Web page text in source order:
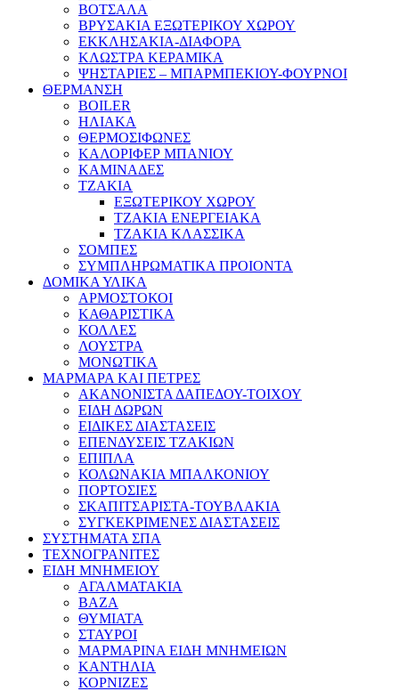
ΒΟΤΣΑΛΑ
ΒΡΥΣΑΚΙΑ ΕΞΩΤΕΡΙΚΟΥ ΧΩΡΟΥ
ΕΚΚΛΗΣΑΚΙΑ-ΔΙΑΦΟΡΑ
ΚΛΩΣΤΡΑ ΚΕΡΑΜΙΚΑ
ΨΗΣΤΑΡΙΕΣ – ΜΠΑΡΜΠΕΚΙΟΥ-ΦΟΥΡΝΟΙ
ΘΕΡΜΑΝΣΗ
BOILER
ΗΛΙΑΚΑ
ΘΕΡΜΟΣΙΦΩΝΕΣ
ΚΑΛΟΡΙΦΕΡ ΜΠΑΝΙΟΥ
ΚΑΜΙΝΑΔΕΣ
ΤΖΑΚΙΑ
ΕΞΩΤΕΡΙΚΟΥ ΧΩΡΟΥ
ΤΖΑΚΙΑ ΕΝΕΡΓΕΙΑΚΑ
ΤΖΑΚΙΑ ΚΛΑΣΣΙΚΑ
ΣΟΜΠΕΣ
ΣΥΜΠΛΗΡΩΜΑΤΙΚΑ ΠΡΟΙΟΝΤΑ
ΔΟΜΙΚΑ ΥΛΙΚΑ
ΑΡΜΟΣΤΟΚΟΙ
ΚΑΘΑΡΙΣΤΙΚΑ
ΚΟΛΛΕΣ
ΛΟΥΣΤΡΑ
ΜΟΝΩΤΙΚΑ
ΜΑΡΜΑΡΑ ΚΑΙ ΠΕΤΡΕΣ
ΑΚΑΝΟΝΙΣΤΑ ΔΑΠΕΔΟΥ-ΤΟΙΧΟΥ
ΕΙΔΗ ΔΩΡΩΝ
ΕΙΔΙΚΕΣ ΔΙΑΣΤΑΣΕΙΣ
ΕΠΕΝΔΥΣΕΙΣ ΤΖΑΚΙΩΝ
ΕΠΙΠΛΑ
ΚΟΛΩΝΑΚΙΑ ΜΠΑΛΚΟΝΙΟΥ
ΠΟΡΤΟΣΙΕΣ
ΣΚΑΠΙΤΣΑΡΙΣΤΑ-ΤΟΥΒΛΑΚΙΑ
ΣΥΓΚΕΚΡΙΜΕΝΕΣ ΔΙΑΣΤΑΣΕΙΣ
ΣΥΣΤΗΜΑΤΑ ΣΠΑ
ΤΕΧΝΟΓΡΑΝΙΤΕΣ
ΕΙΔΗ ΜΝΗΜΕΙΟΥ
ΑΓΑΛΜΑΤΑΚΙΑ
ΒΑΖΑ
ΘΥΜΙΑΤΑ
ΣΤΑΥΡΟΙ
ΜΑΡΜΑΡΙΝΑ ΕΙΔΗ ΜΝΗΜΕΙΩΝ
ΚΑΝΤΗΛΙΑ
ΚΟΡΝΙΖΕΣ